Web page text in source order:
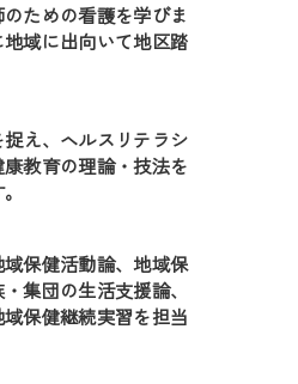
ための看護を学びま
域に出向いて地区踏
え、ヘルスリテラシ
教育の理論・技法を
保健活動論、地域保
集団の生活支援論、
保健継続実習を担当